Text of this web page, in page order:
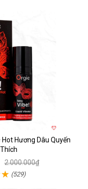
Hương Dâu Quyến
2.000.000₫
(529)